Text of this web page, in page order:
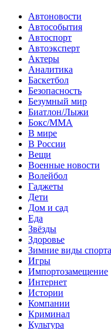
Автоновости
Автособытия
Автоспорт
Автоэксперт
Актеры
Аналитика
Баскетбол
Безопасность
Безумный мир
Биатлон/Лыжи
Бокс/MMA
В мире
В России
Вещи
Военные новости
Волейбол
Гаджеты
Дети
Дом и сад
Еда
Звёзды
Здоровье
Зимние виды спорта
Игры
Импортозамещение
Интернет
Истории
Компании
Криминал
Культура